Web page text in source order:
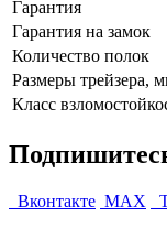
Гарантия
Гарантия на замок
Количество полок
Размеры трейзера,
Класс
Вконтакте MAX